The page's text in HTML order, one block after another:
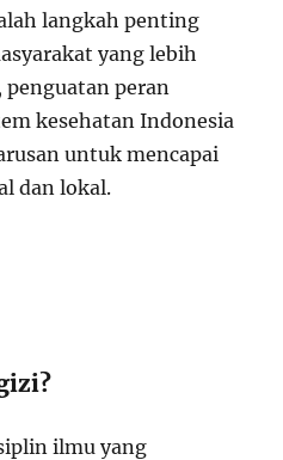
langkah penting
yang lebih
penguatan peran
kesehatan Indonesia
untuk mencapai
dan lokal.
ilmu yang